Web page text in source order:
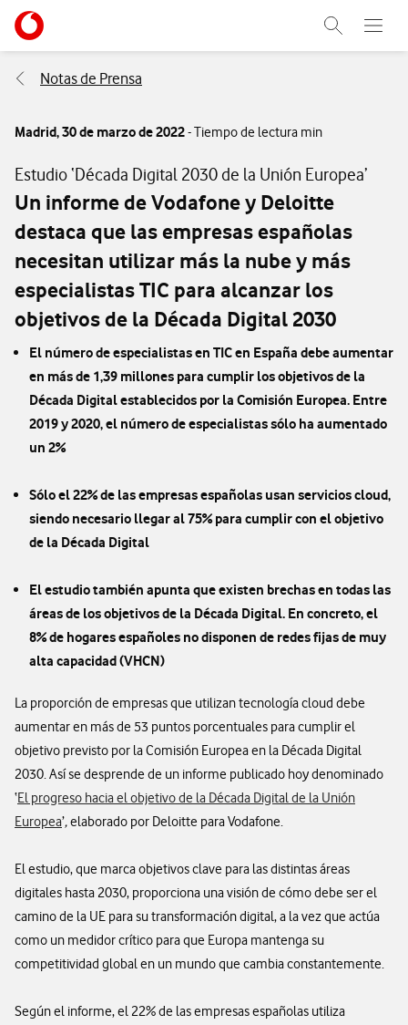
Ir a la pagina principal de vodafone.es
Abrir
Menu
Abre
Notas de Prensa
Madrid,30 de marzo de 2022- Tiempo de lectura min
Estudio ‘Década Digital 2030 de la Unión Europea’
Un informe de Vodafone y Deloitte
destaca que las empresas españolas
necesitan utilizar más la nube y más
especialistas TIC para alcanzar los
objetivos de la Década Digital 2030
El número de especialistas en TIC en España debe aumentar
en más de 1,39 millones para cumplir los objetivos de la
Década Digital establecidos por la Comisión Europea. Entre
2019 y 2020, el número de especialistas sólo ha aumentado
un 2%
Sólo el 22% de las empresas españolas usan servicios cloud,
siendo necesario llegar al 75% para cumplir con el objetivo
de la Década Digital
El estudio también apunta que existen brechas en todas las
áreas de los objetivos de la Década Digital. En concreto, el
8% de hogares españoles no disponen de redes fijas de muy
alta capacidad (VHCN)
La proporción de empresas que utilizan tecnología cloud debe
aumentar en más de 53 puntos porcentuales para cumplir el
objetivo previsto por la Comisión Europea en la Década Digital
2030. Así se desprende de un informe publicado hoy denominado
‘El progreso hacia el objetivo de la Década Digital de la Unión
Europea’,elaborado por Deloitte para Vodafone.
El estudio, que marca objetivos clave para las distintas áreas
digitales hasta 2030, proporciona una visión de cómo debe ser el
camino de la UE para su transformación digital, a la vez que actúa
como un medidor crítico para que Europa mantenga su
competitividad global en un mundo que cambia constantemente.
Según el informe, el 22% de las empresas españolas utiliza